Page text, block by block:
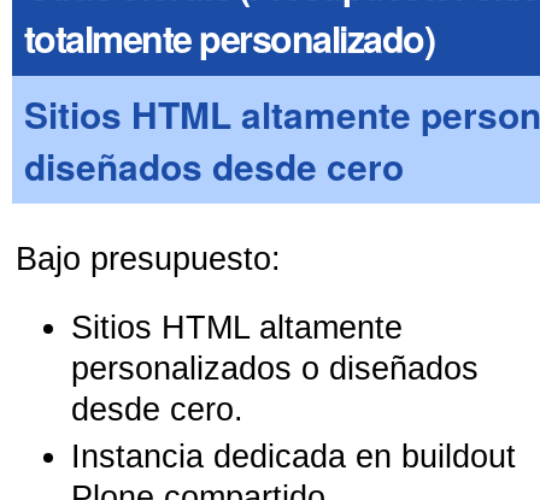
totalmente personalizado)
Sitios HTML altamente
diseñados desde cero
Bajo presupuesto:
Sitios HTML altamente
personalizados o diseñados
desde cero.
Instancia dedicada en buildout